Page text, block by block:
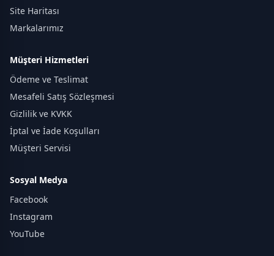
Site Haritası
Markalarımız
Müşteri Hizmetleri
Ödeme ve Teslimat
Mesafeli Satış Sözleşmesi
Gizlilik ve KVKK
İptal ve İade Koşulları
Müşteri Servisi
Sosyal Medya
Facebook
Instagram
YouTube